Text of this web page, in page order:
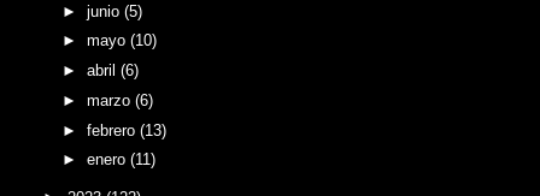
► junio (5)
► mayo (10)
► abril (6)
► marzo (6)
► febrero (13)
► enero (11)